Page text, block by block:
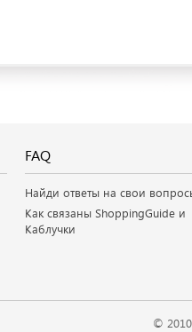
FAQ
Найди ответы на свои
Как связаны ShoppingGuide и
Каблучки
©